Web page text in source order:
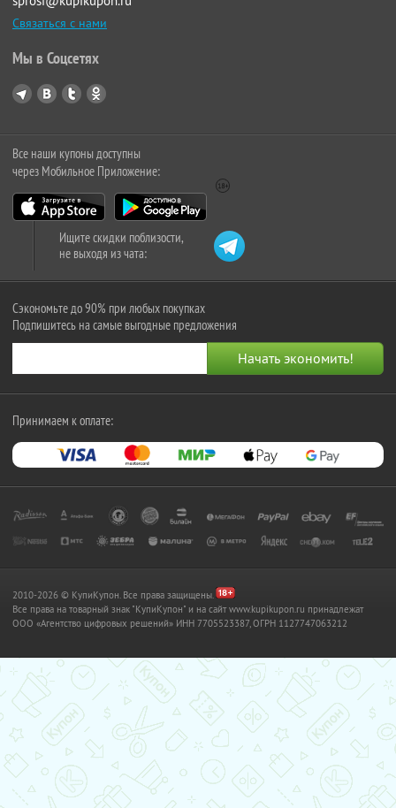
Связаться с нами
Мы в Соцсетях
Все наши купоны доступны
через Мобильное Приложение:
Ищите скидки поблизости,
не выходя из чата:
Сэкономьте до 90% при любых покупках
Подпишитесь на самые выгодные предложения
Принимаем к оплате:
2010-2026 © КупиКупон. Все права защищены.
Все права на товарный знак "КупиКупон" и на сайт www.kupikupon.ru принадлежат
OOO «Агентство цифровых решений» ИНН 7705523387, ОГРН 1127747063212